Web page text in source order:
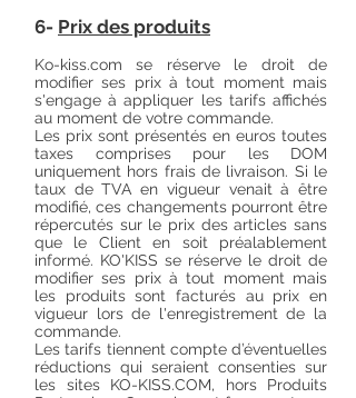
6- Prix des produits
Ko-kiss.com se réserve le droit de
modifier ses prix à tout moment mais
s'engage à appliquer les tarifs affichés
au moment de votre commande.
Les prix sont présentés en euros toutes
taxes comprises pour les DOM
uniquement hors frais de livraison. Si le
taux de TVA en vigueur venait à être
modifié, ces changements pourront être
répercutés sur le prix des articles sans
que le Client en soit préalablement
informé. KO'KISS se réserve le droit de
modifier ses prix à tout moment mais
les produits sont facturés au prix en
vigueur lors de l'enregistrement de la
commande.
Les tarifs tiennent compte d’éventuelles
réductions qui seraient consenties sur
les sites KO-KISS.COM, hors Produits